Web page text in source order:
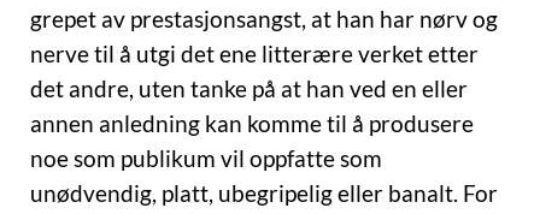
grepet av prestasjonsangst, at han har nørv og
nerve til å utgi det ene litterære verket etter
det andre, uten tanke på at han ved en eller
annen anledning kan komme til å produsere
noe som publikum vil oppfatte som
unødvendig, platt, ubegripelig eller banalt. For